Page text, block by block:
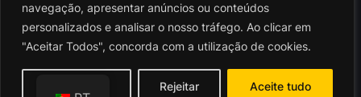
navegação, apresentar anúncios ou conteúdos
personalizados e analisar o nosso tráfego. Ao clicar em
"Aceitar Todos", concorda com a utilização de cookies.
Rejeitar Aceite tudo
Sociedade comercial registada sob n.º C103402
© 2026 - Polarize Poker
Termos de Utilização